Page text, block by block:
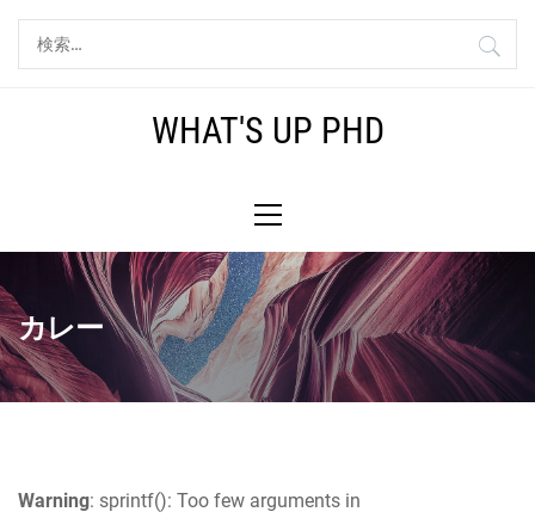
ッ
プ
索:
WHAT'S UP PHD
イ
メ
ニ
ュ
ー
カレー
Warning: sprintf(): Too few arguments in